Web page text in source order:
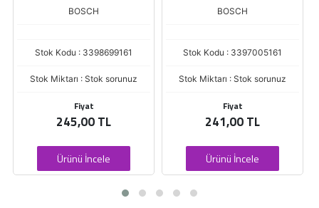
BOSCH
Stok Kodu : 3398699161
Stok Miktarı : Stok sorunuz
Fiyat
245,00 TL
Ürünü İncele
BOSCH
Stok Kodu : 3397005161
Stok Miktarı : Stok sorunuz
Fiyat
241,00 TL
Ürünü İncele